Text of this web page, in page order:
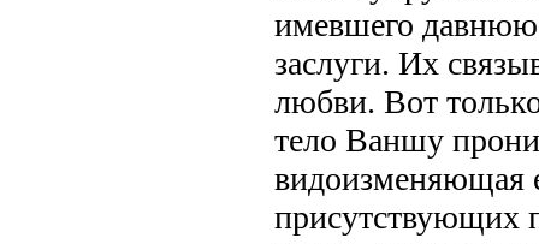
имевшего
заслуги. Их
любви. Вот
тело Ваншу
видоизменяющая
присутствующих